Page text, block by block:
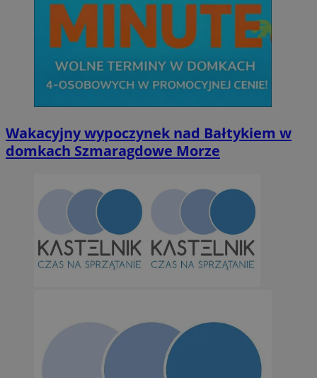
Wakacyjny wypoczynek nad Bałtykiem w
domkach Szmaragdowe Morze